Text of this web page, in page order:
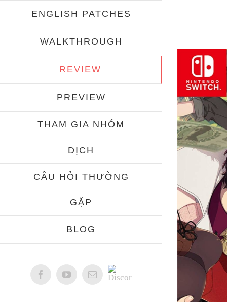
ENGLISH PATCHES
WALKTHROUGH
REVIEW
PREVIEW
THAM GIA NHÓM
DỊCH
CÂU HỎI THƯỜNG
GẶP
BLOG
FacebookYouTubeEmail
Discord